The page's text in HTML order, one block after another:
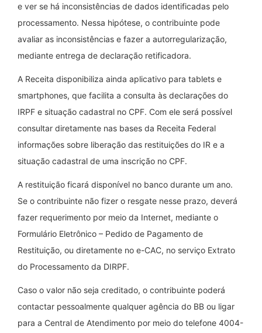
e ver se há inconsistências de dados identificadas pelo
processamento. Nessa hipótese, o contribuinte pode
avaliar as inconsistências e fazer a autorregularização,
mediante entrega de declaração retificadora.
A Receita disponibiliza ainda aplicativo para tablets e
smartphones, que facilita a consulta às declarações do
IRPF e situação cadastral no CPF. Com ele será possível
consultar diretamente nas bases da Receita Federal
informações sobre liberação das restituições do IR e a
situação cadastral de uma inscrição no CPF.
A restituição ficará disponível no banco durante um ano.
Se o contribuinte não fizer o resgate nesse prazo, deverá
fazer requerimento por meio da Internet, mediante o
Formulário Eletrônico – Pedido de Pagamento de
Restituição, ou diretamente no e-CAC, no serviço Extrato
do Processamento da DIRPF.
Caso o valor não seja creditado, o contribuinte poderá
contactar pessoalmente qualquer agência do BB ou ligar
para a Central de Atendimento por meio do telefone 4004-